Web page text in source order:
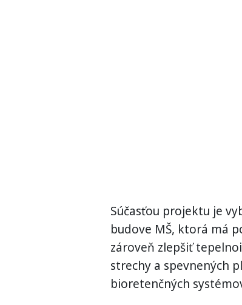
Súčasťou projektu je
budove MŠ, ktorá má
zároveň zlepšiť
strechy a spevnených
bioretenčných